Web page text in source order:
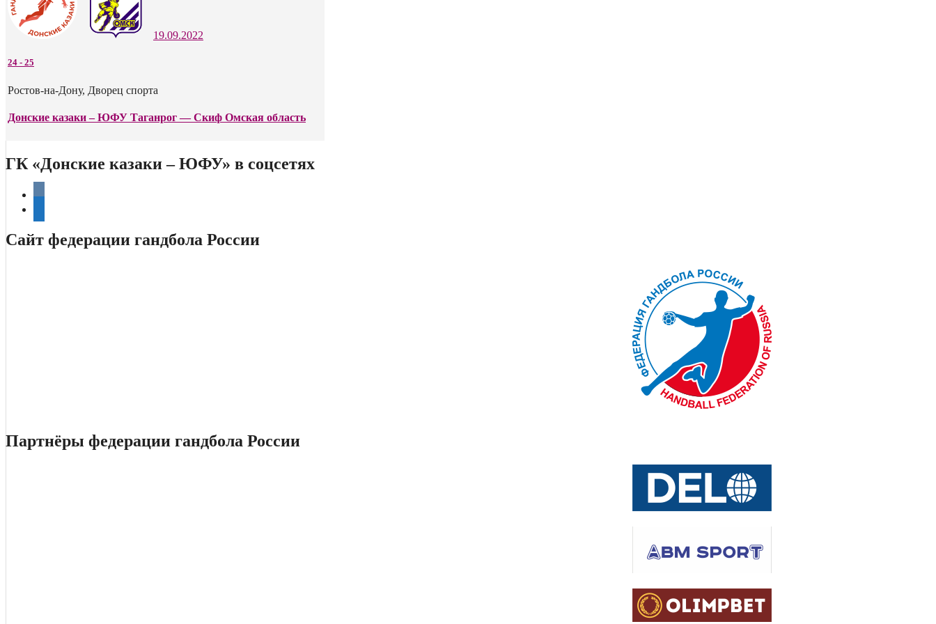
19.09.2022
24 - 25
Ростов-на-Дону, Дворец спорта
Донские казаки – ЮФУ Таганрог — Скиф Омская область
ГК «Донские казаки – ЮФУ» в соцсетях
Сайт федерации гандбола России
Партнёры федерации гандбола России